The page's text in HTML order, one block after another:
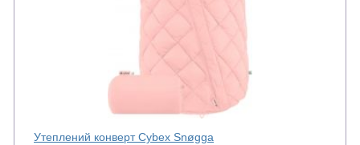
Утеплений конверт Cybex Snøgga